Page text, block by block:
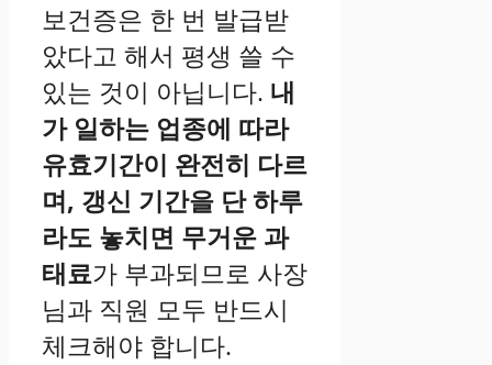
보건증은 한 번 발급받
았다고 해서 평생 쓸 수
있는 것이 아닙니다. 내
가 일하는 업종에 따라
유효기간이 완전히 다르
며, 갱신 기간을 단 하루
라도 놓치면 무거운 과
태료가 부과되므로 사장
님과 직원 모두 반드시
체크해야 합니다.